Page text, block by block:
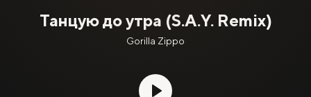
Танцую до утра (S.A.Y. Remix)
Gorilla Zippo